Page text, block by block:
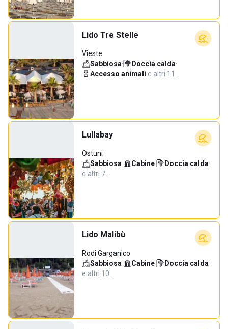
Lido Tre Stelle
Vieste
Sabbiosa· Doccia calda·
Accesso animali·e altri 11…
Lullabay
Ostuni
Sabbiosa· Cabine· Doccia calda·
e altri 7…
Lido Malibù
Rodi Garganico
Sabbiosa· Cabine· Doccia calda·
e altri 10…